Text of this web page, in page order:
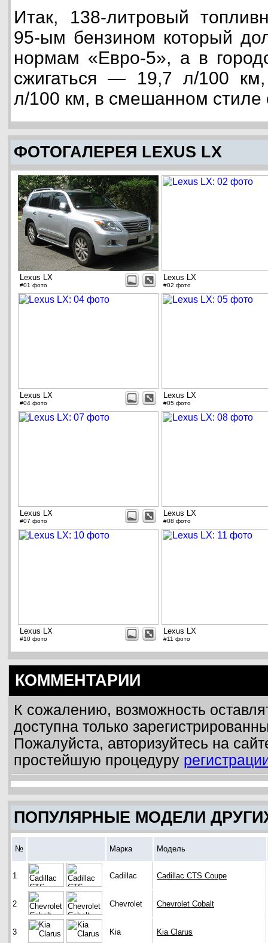
Итак, 138-литровый
95-ым бензином который
нормам «Евро-5», а в
сжигаться — 19,7 л/100
л/100 км, в смешанном
ФОТОГАЛЕРЕЯ LEXUS LX
Lexus LX
#01 фото
Lexus LX
#02 фото
Lexus LX
#04 фото
Lexus LX
#05 фото
Lexus LX
#07 фото
Lexus LX
#08 фото
Lexus LX
#10 фото
Lexus LX
#11 фото
КОММЕНТАРИИ
К сожалению, возможность
доступна только
Пожалуйста, авторизуйтесь на
простейшую процедуру
ПОПУЛЯРНЫЕ МОДЕЛИ
№ Марка Модель
1 Cadillac Cadillac CTS Coupe
2 Chevrolet Chevrolet Cobalt
3 Kia Kia Clarus